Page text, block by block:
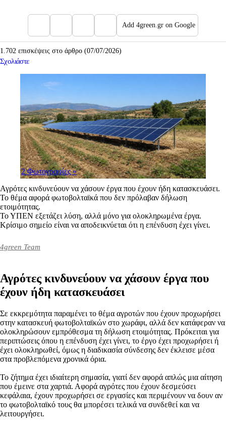
Add 4green.gr on Google
1.702 επισκέψεις στο άρθρο (07/07/2026)
Σχολιάστε
2 Φωτογραφίες»
Αγρότες κινδυνεύουν να χάσουν έργα που έχουν ήδη κατασκευάσει.
Το θέμα αφορά φωτοβολταϊκά που δεν πρόλαβαν δήλωση
ετοιμότητας.
Το ΥΠΕΝ εξετάζει λύση, αλλά μόνο για ολοκληρωμένα έργα.
Κρίσιμο σημείο είναι να αποδεικνύεται ότι η επένδυση έχει γίνει.
4green Team
Αγρότες κινδυνεύουν να χάσουν έργα που
έχουν ήδη κατασκευάσει
Σε εκκρεμότητα παραμένει το θέμα αγροτών που έχουν προχωρήσει
στην κατασκευή φωτοβολταϊκών στο χωράφι, αλλά δεν κατάφεραν να
ολοκληρώσουν εμπρόθεσμα τη δήλωση ετοιμότητας. Πρόκειται για
περιπτώσεις όπου η επένδυση έχει γίνει, το έργο έχει προχωρήσει ή
έχει ολοκληρωθεί, όμως η διαδικασία σύνδεσης δεν έκλεισε μέσα
στα προβλεπόμενα χρονικά όρια.
Το ζήτημα έχει ιδιαίτερη σημασία, γιατί δεν αφορά απλώς μια αίτηση
που έμεινε στα χαρτιά. Αφορά αγρότες που έχουν δεσμεύσει
κεφάλαια, έχουν προχωρήσει σε εργασίες και περιμένουν να δουν αν
το φωτοβολταϊκό τους θα μπορέσει τελικά να συνδεθεί και να
λειτουργήσει.